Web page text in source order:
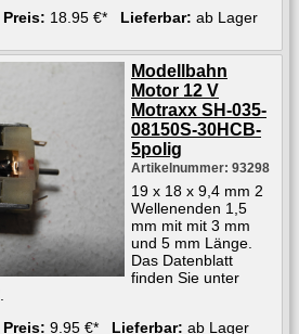
Preis: 18.95 €* Lieferbar: ab Lager
Modellbahn
Motor 12 V
Motraxx SH-035-
08150S-30HCB-
5polig
Artikelnummer: 93298
19 x 18 x 9,4 mm 2
Wellenenden 1,5
mm mit mit 3 mm
und 5 mm Länge.
Das Datenblatt
finden Sie unter
Preis: 9.95 €* Lieferbar: ab Lager